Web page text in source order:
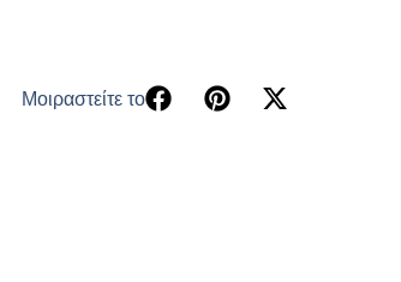
Μοιραστείτε το